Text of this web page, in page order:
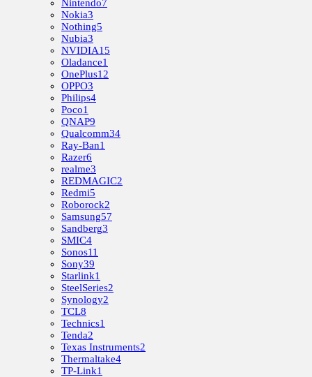
Nintendo7
Nokia3
Nothing5
Nubia3
NVIDIA15
Oladance1
OnePlus12
OPPO3
Philips4
Poco1
QNAP9
Qualcomm34
Ray-Ban1
Razer6
realme3
REDMAGIC2
Redmi5
Roborock2
Samsung57
Sandberg3
SMIC4
Sonos11
Sony39
Starlink1
SteelSeries2
Synology2
TCL8
Technics1
Tenda2
Texas Instruments2
Thermaltake4
TP-Link1